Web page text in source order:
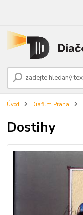
Úvod Diafilm Praha
Dostihy